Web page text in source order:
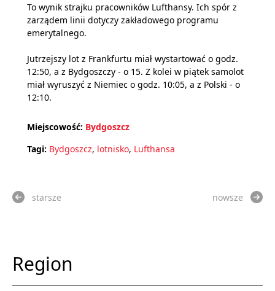
To wynik strajku pracowników Lufthansy. Ich spór z
zarządem linii dotyczy zakładowego programu
emerytalnego.
Jutrzejszy lot z Frankfurtu miał wystartować o godz.
12:50, a z Bydgoszczy - o 15. Z kolei w piątek samolot
miał wyruszyć z Niemiec o godz. 10:05, a z Polski - o
12:10.
Miejscowość: Bydgoszcz
Tagi: Bydgoszcz, lotnisko, Lufthansa
starsze nowsze
Region